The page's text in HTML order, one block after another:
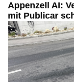
Appenzell AI:
mit Publicar